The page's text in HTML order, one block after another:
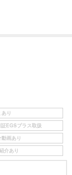
り
EGSプラス取扱
画あり
介あり